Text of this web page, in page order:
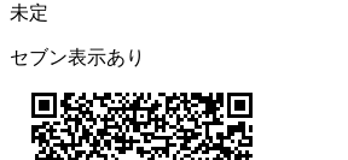
未定
セブン表示あり